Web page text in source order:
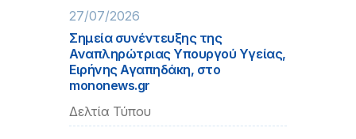
27/07/2026
Σημεία συνέντευξης της
Αναπληρώτριας Υπουργού Υγείας,
Ειρήνης Αγαπηδάκη, στο
mononews.gr
Δελτία Τύπου